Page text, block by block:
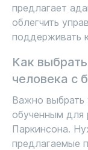
предлагает
облегчить
поддерживать
Как
человека с
Важно выбрать
обученным для
Паркинсона.
предлагаемые